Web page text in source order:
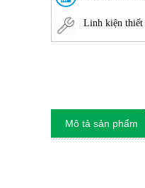
Linh kiện thiết
Mô tả sản phẩm